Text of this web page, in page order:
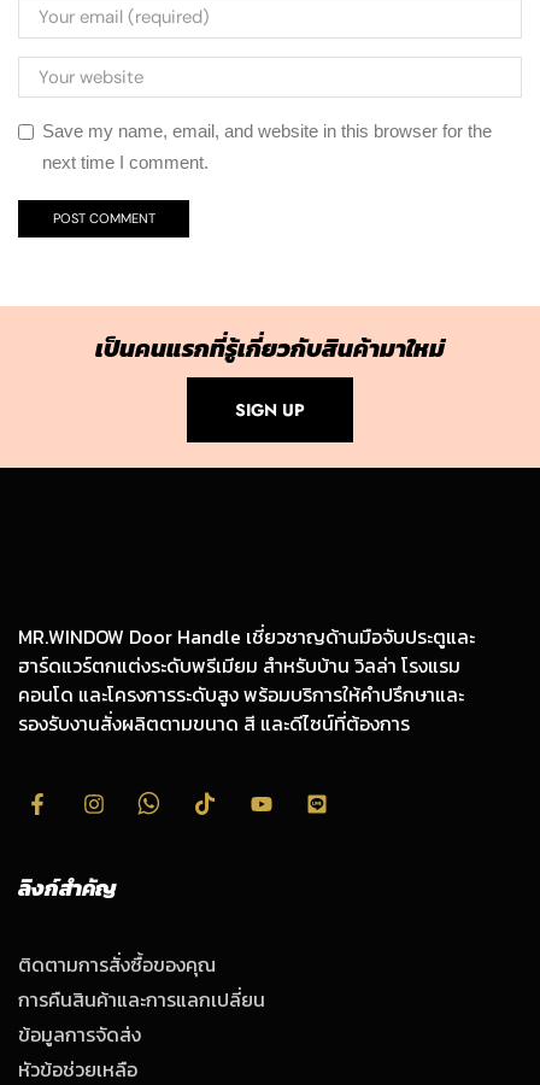
Save my name, email, and website in this browser for the
next time I comment.
เป็นคนแรกที่รู้เกี่ยวกับสินค้ามาใหม่
SIGN UP
MR.WINDOW Door Handle เชี่ยวชาญด้านมือจับประตูและ
ฮาร์ดแวร์ตกแต่งระดับพรีเมียม สำหรับบ้าน วิลล่า โรงแรม
คอนโด และโครงการระดับสูง พร้อมบริการให้คำปรึกษาและ
รองรับงานสั่งผลิตตามขนาด สี และดีไซน์ที่ต้องการ
ลิงก์สำคัญ
ติดตามการสั่งซื้อของคุณ
การคืนสินค้าและการแลกเปลี่ยน
ข้อมูลการจัดส่ง
หัวข้อช่วยเหลือ